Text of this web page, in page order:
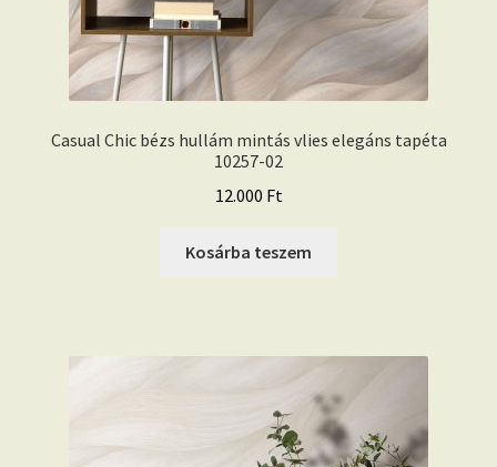
Casual Chic bézs hullám mintás vlies elegáns tapéta
10257-02
12.000 Ft
Kosárba teszem